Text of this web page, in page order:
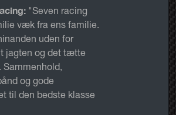
"Seven racing
væk fra ens familie.
uden for
jagten og det tætte
Sammenhold,
og gode
til den bedste klasse